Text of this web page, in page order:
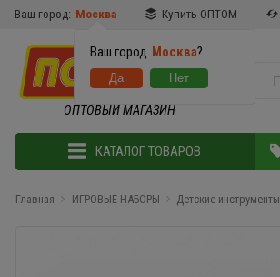
Ваш город: Москва
Ваш город Москва?
Купить ОПТОМ
ОПТОВЫЙ МАГАЗИН
КАТАЛОГ ТОВАРОВ
Главная ИГРОВЫЕ НАБОРЫ Детские инструменты